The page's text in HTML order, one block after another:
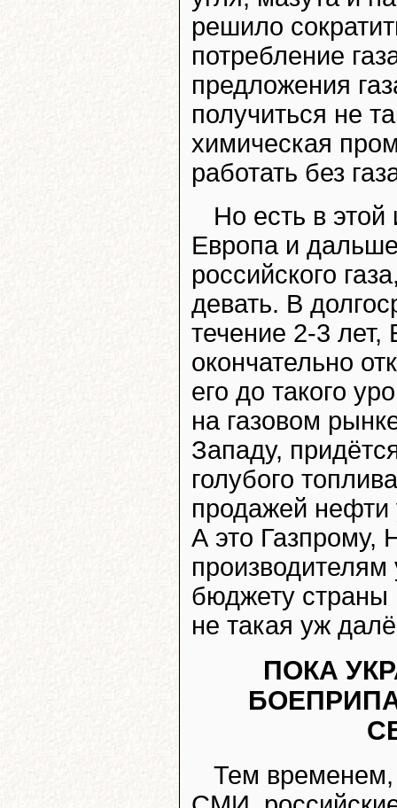
решило
потребление
предложения
получиться не
химическая
работать без
Но есть в
Европа и
российского
девать. В
течение 2-3 лет,
окончательно
его до такого
на газовом
Западу,
голубого
продажей
А это Газпрому,
бюджету страны
не такая уж
ПОКА
Тем